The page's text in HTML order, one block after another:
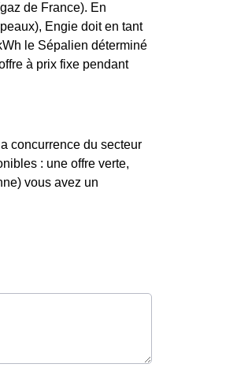
de France). En
Engie doit en tant
le Sépalien déterminé
à prix fixe pendant
concurrence du secteur
: une offre verte,
vous avez un